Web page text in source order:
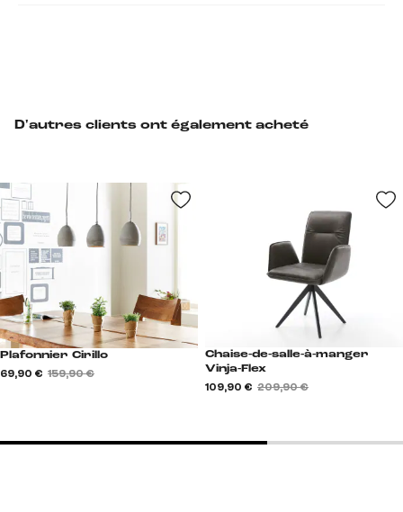
D'autres clients ont également acheté
Plafonnier Cirillo
69,90 € 159,90 €
Chaise-de-salle-à-manger
Vinja-Flex
109,90 € 209,90 €